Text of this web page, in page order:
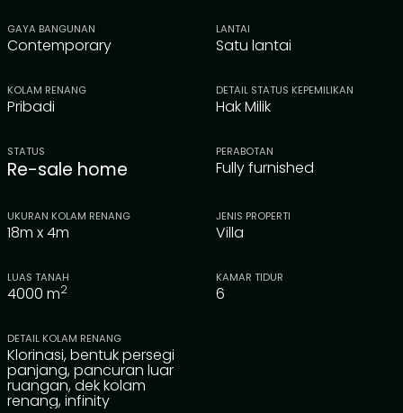
GAYA BANGUNAN
Contemporary
LANTAI
Satu lantai
KOLAM RENANG
Pribadi
DETAIL STATUS KEPEMILIKAN
Hak Milik
STATUS
Re-sale home
PERABOTAN
Fully furnished
UKURAN KOLAM RENANG
18m x 4m
JENIS PROPERTI
Villa
LUAS TANAH
4000 m2
KAMAR TIDUR
6
DETAIL KOLAM RENANG
Klorinasi, bentuk persegi
panjang, pancuran luar
ruangan, dek kolam
renang, infinity